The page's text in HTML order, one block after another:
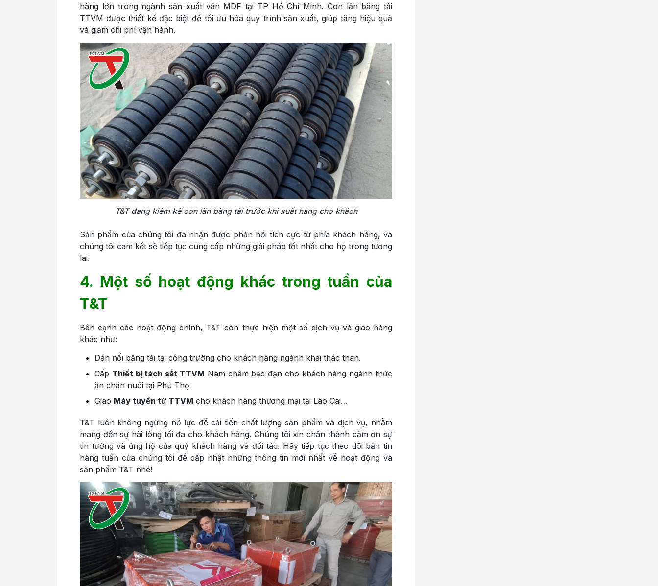
hàng lớn trong ngành sản xuất ván MDF tại TP Hồ Chí Minh. Con lăn băng tải
TTVM được thiết kế đặc biệt để tối ưu hóa quy trình sản xuất, giúp tăng hiệu quả
và giảm chi phí vận hành.
T&T đang kiểm kê con lăn băng tải trước khi xuất hàng cho khách
Sản phẩm của chúng tôi đã nhận được phản hồi tích cực từ phía khách hàng, và
chúng tôi cam kết sẽ tiếp tục cung cấp những giải pháp tốt nhất cho họ trong tương
lai.
4. Một số hoạt động khác trong tuần của
T&T
Bên cạnh các hoạt động chính, T&T còn thực hiện một số dịch vụ và giao hàng
khác như:
Dán nối băng tải tại công trường cho khách hàng ngành khai thác than.
Cấp Thiết bị tách sắt TTVM Nam châm bạc đạn cho khách hàng ngành thức
ăn chăn nuôi tại Phú Thọ
Giao Máy tuyển từ TTVM cho khách hàng thương mại tại Lào Cai…
T&T luôn không ngừng nỗ lực để cải tiến chất lượng sản phẩm và dịch vụ, nhằm
mang đến sự hài lòng tối đa cho khách hàng. Chúng tôi xin chân thành cảm ơn sự
tin tưởng và ủng hộ của quý khách hàng và đối tác. Hãy tiếp tục theo dõi bản tin
hàng tuần của chúng tôi để cập nhật những thông tin mới nhất về hoạt động và
sản phẩm T&T nhé!